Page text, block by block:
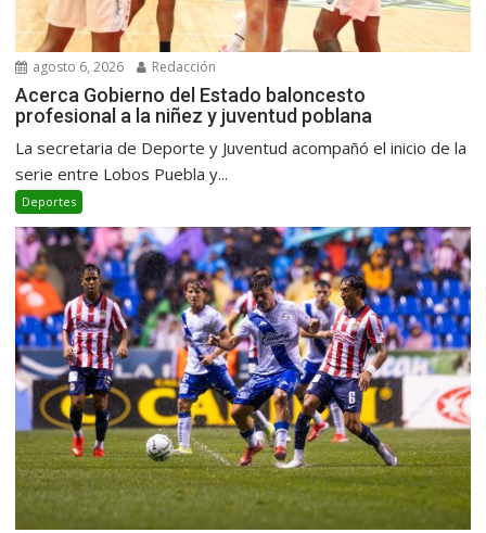
agosto 6, 2026 Redacción
Acerca Gobierno del Estado baloncesto
profesional a la niñez y juventud poblana
La secretaria de Deporte y Juventud acompañó el inicio de la
serie entre Lobos Puebla y...
Deportes